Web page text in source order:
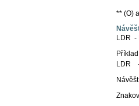
** (O)
LDR -
LDR